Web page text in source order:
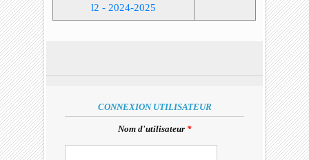
l2 - 2024-2025
CONNEXION UTILISATEUR
Nom d'utilisateur *